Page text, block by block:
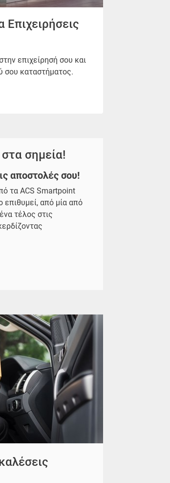
επιχείρησή σου και
σου καταστήματος.
σημεία!
αποστολές σου!
τα ACS Smartpoint
επιθυμεί, από μία από
τέλος στις